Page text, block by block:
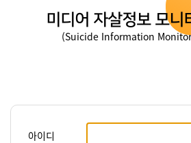
미디어 자살정보 모니
(Suicide Information
아이디